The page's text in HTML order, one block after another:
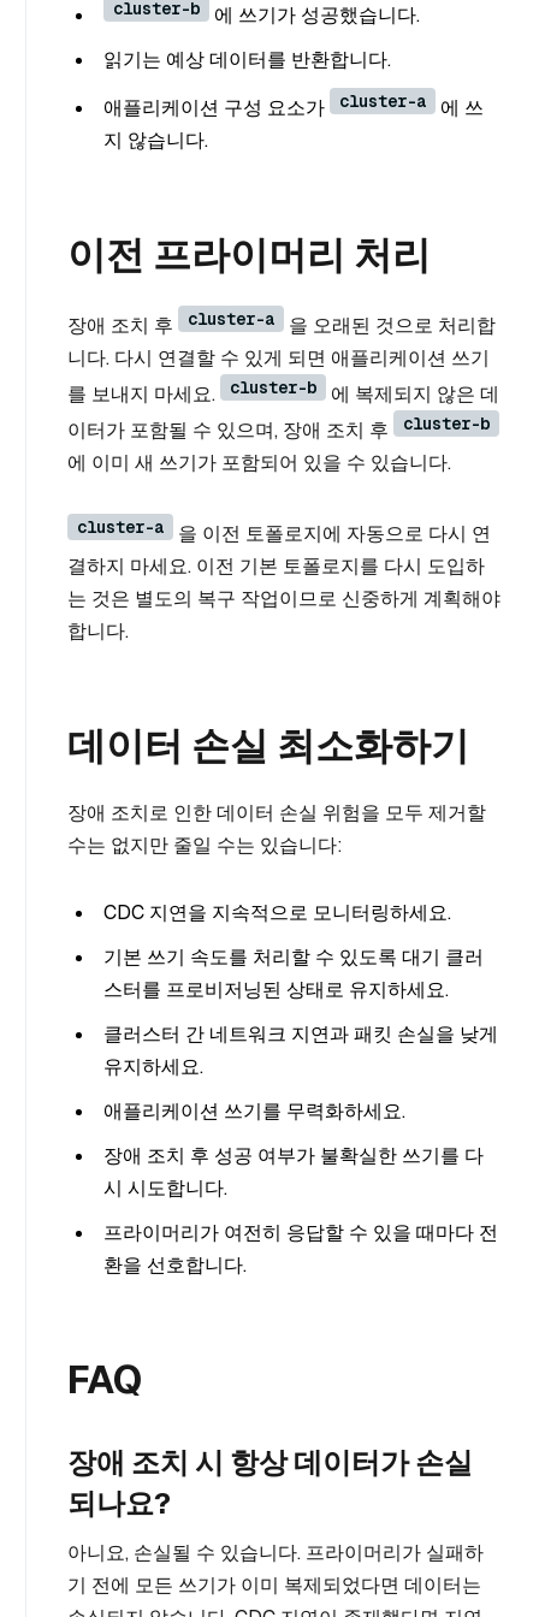
cluster-b
에 쓰기가 성공했습니다.
읽기는 예상 데이터를 반환합니다.
애플리케이션 구성 요소가
cluster-a
에 쓰
지 않습니다.
이전 프라이머리 처리
장애 조치 후 cluster-a
을 오래된 것으로 처리합
니다. 다시 연결할 수 있게 되면 애플리케이션 쓰기
를 보내지 마세요.
cluster-b
에 복제되지 않은 데
이터가 포함될 수 있으며, 장애 조치 후
cluster-b
에 이미 새 쓰기가 포함되어 있을 수 있습니다.
cluster-a
을 이전 토폴로지에 자동으로 다시 연
결하지 마세요. 이전 기본 토폴로지를 다시 도입하
는 것은 별도의 복구 작업이므로 신중하게 계획해야
합니다.
데이터 손실 최소화하기
장애 조치로 인한 데이터 손실 위험을 모두 제거할
수는 없지만 줄일 수는 있습니다:
CDC 지연을 지속적으로 모니터링하세요.
기본 쓰기 속도를 처리할 수 있도록 대기 클러
스터를 프로비저닝된 상태로 유지하세요.
클러스터 간 네트워크 지연과 패킷 손실을 낮게
유지하세요.
애플리케이션 쓰기를 무력화하세요.
장애 조치 후 성공 여부가 불확실한 쓰기를 다
시 시도합니다.
프라이머리가 여전히 응답할 수 있을 때마다 전
환을 선호합니다.
FAQ
장애 조치 시 항상 데이터가 손실
되나요?
아니요, 손실될 수 있습니다. 프라이머리가 실패하
기 전에 모든 쓰기가 이미 복제되었다면 데이터는